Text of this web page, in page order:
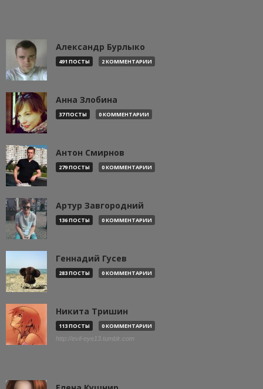
Александр Бурлыко
491 ПОСТЫ 2 КОММЕНТАРИИ
Анна Злобина
37 ПОСТЫ 0 КОММЕНТАРИИ
Антон Смирнов
279 ПОСТЫ 0 КОММЕНТАРИИ
Артур Завгородний
136 ПОСТЫ 0 КОММЕНТАРИИ
Геннадий Гусев
283 ПОСТЫ 0 КОММЕНТАРИИ
Никита Тришин
113 ПОСТЫ 0 КОММЕНТАРИИ
http://evil-eye13.tumblr.com